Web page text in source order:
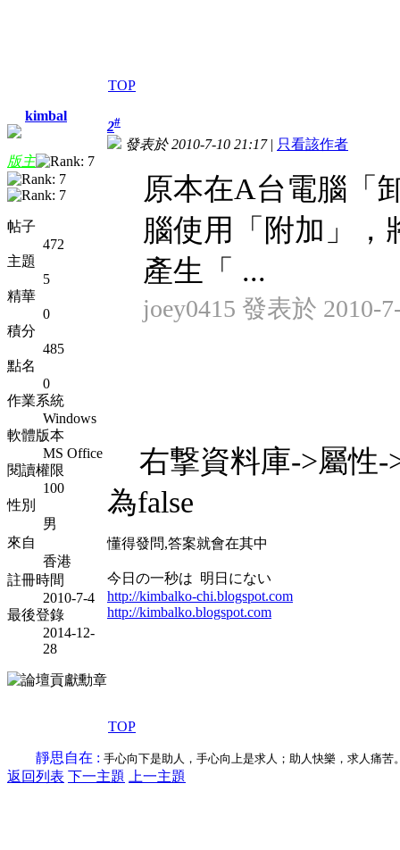
TOP
kimbal
版主
帖子
472
主題
5
精華
0
積分
485
點名
0
作業系統
Windows
軟體版本
MS Office
閱讀權限
100
性別
男
來自
香港
註冊時間
2010-7-4
最後登錄
2014-12-
28
2#
發表於 2010-7-10 21:17| 只看該作者
原本在A台電腦「
腦使用「附加」，
產生「 ...
joey0415 發表於 2010-
右撃資料庫->屬性-
為false
懂得發問,答案就會在其中
今日の一秒は 明日にない
http://kimbalko-chi.blogspot.com
http://kimbalko.blogspot.com
TOP
靜思自在 : 手心向下是助人，手心向上是求人；助人快樂，求人痛苦
返回列表 下一主題 上一主題